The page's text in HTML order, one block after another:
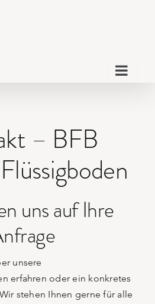
– BFB
uns auf Ihre
unsere
erfahren oder ein konkretes
stehen Ihnen gerne für alle